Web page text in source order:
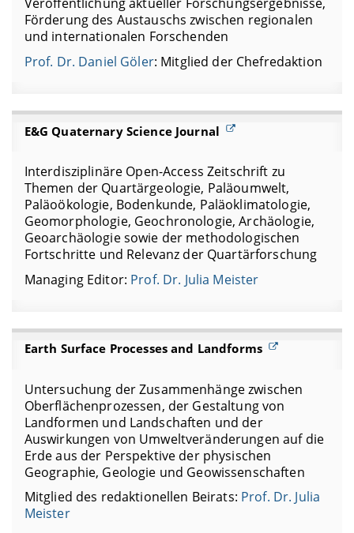
Veröffentlichung aktueller Forschungsergebnisse,
Förderung des Austauschs zwischen regionalen
und internationalen Forschenden
Prof. Dr. Daniel Göler: Mitglied der Chefredaktion
E&G Quaternary Science Journal
Interdisziplinäre Open-Access Zeitschrift zu
Themen der Quartärgeologie, Paläoumwelt,
Paläoökologie, Bodenkunde, Paläoklimatologie,
Geomorphologie, Geochronologie, Archäologie,
Geoarchäologie sowie der methodologischen
Fortschritte und Relevanz der Quartärforschung
Managing Editor: Prof. Dr. Julia Meister
Earth Surface Processes and Landforms
Untersuchung der Zusammenhänge zwischen
Oberflächenprozessen, der Gestaltung von
Landformen und Landschaften und der
Auswirkungen von Umweltveränderungen auf die
Erde aus der Perspektive der physischen
Geographie, Geologie und Geowissenschaften
Mitglied des redaktionellen Beirats: Prof. Dr. Julia
Meister